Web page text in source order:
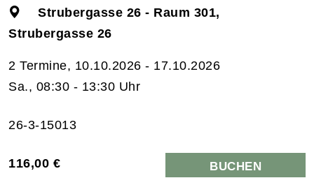
Strubergasse 26 - Raum 301,
Strubergasse 26
2 Termine, 10.10.2026 - 17.10.2026
Sa., 08:30 - 13:30 Uhr
26-3-15013
116,00 € BUCHEN